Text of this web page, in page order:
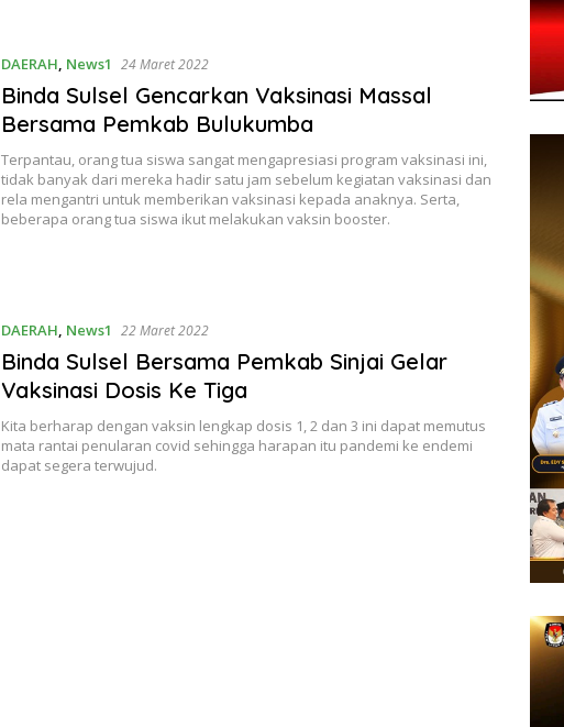
DAERAH, News1 24 Maret 2022
Binda Sulsel Gencarkan Vaksinasi Massal
Bersama Pemkab Bulukumba
Terpantau, orang tua siswa sangat mengapresiasi program vaksinasi ini,
tidak banyak dari mereka hadir satu jam sebelum kegiatan vaksinasi dan
rela mengantri untuk memberikan vaksinasi kepada anaknya. Serta,
beberapa orang tua siswa ikut melakukan vaksin booster.
DAERAH, News1 22 Maret 2022
Binda Sulsel Bersama Pemkab Sinjai Gelar
Vaksinasi Dosis Ke Tiga
Kita berharap dengan vaksin lengkap dosis 1, 2 dan 3 ini dapat memutus
mata rantai penularan covid sehingga harapan itu pandemi ke endemi
dapat segera terwujud.